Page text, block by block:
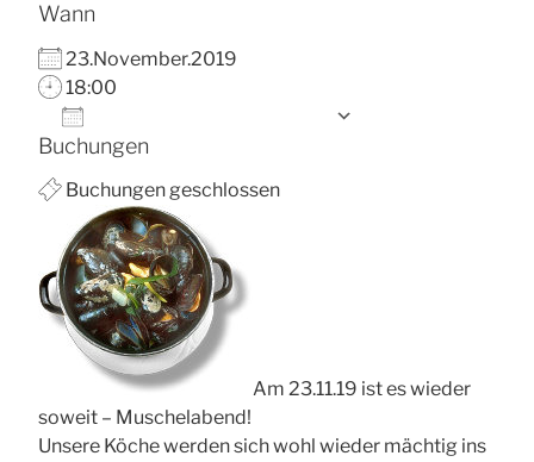
Wann
23.November.2019
18:00
ICS herunterladen
Buchungen
Buchungen geschlossen
Am 23.11.19 ist es wieder
soweit – Muschelabend!
Unsere Köche werden sich wohl wieder mächtig ins